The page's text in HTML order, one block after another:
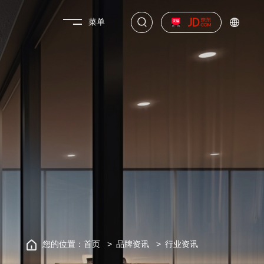
菜单
关于轩尼斯
您的位置： 首页 品牌资讯 行业资讯